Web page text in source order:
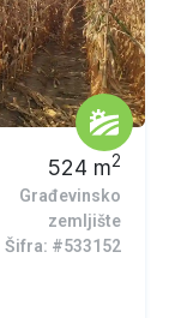
524 m2
Građevinsko
zemljište
Šifra: #533152